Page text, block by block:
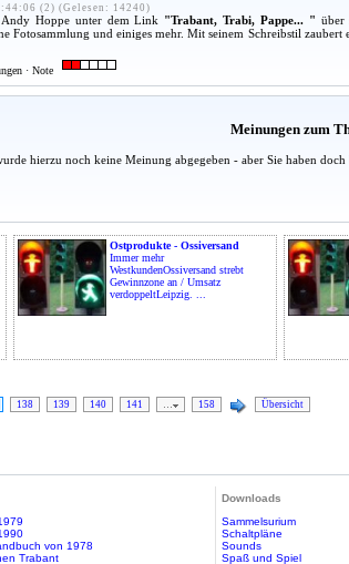
(2) (Gelesen: 14240)
Andy Hoppe unter dem Link "Trabant, Trabi, Pappe... " über
Fotosammlung und einiges mehr. Mit seinem Schreibstil
· Note
Meinungen zum
hierzu noch keine Meinung abgegeben - aber Sie haben doch
Ostprodukte - Ossiversand
Immer mehr
WestkundenOssiversand strebt
Gewinnzone an / Umsatz
verdoppeltLeipzig. ...
138 139 140 141 158 Übersicht
von 1978
Trabant
Downloads
Sammelsurium
Schaltpläne
Sounds
Spaß und Spiel